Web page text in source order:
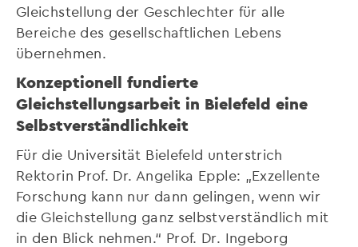
Gleichstellung der Geschlechter für alle
Bereiche des gesellschaftlichen Lebens
übernehmen.
Konzeptionell fundierte
Gleichstellungsarbeit in Bielefeld eine
Selbstverständlichkeit
Für die Universität Bielefeld unterstrich
Rektorin Prof. Dr. Angelika Epple: „Exzellente
Forschung kann nur dann gelingen, wenn wir
die Gleichstellung ganz selbstverständlich mit
in den Blick nehmen.“ Prof. Dr. Ingeborg